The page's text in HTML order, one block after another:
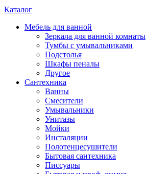
Каталог
Мебель для ванной
Зеркала для ванной комнаты
Тумбы с умывальниками
Подстолья
Шкафы пеналы
Другое
Сантехника
Ванны
Смесители
Умывальники
Унитазы
Мойки
Инсталяции
Полотенцесушители
Бытовая сантехника
Писсуары